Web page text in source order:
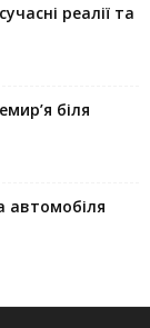
реалії та
біля
автомобіля